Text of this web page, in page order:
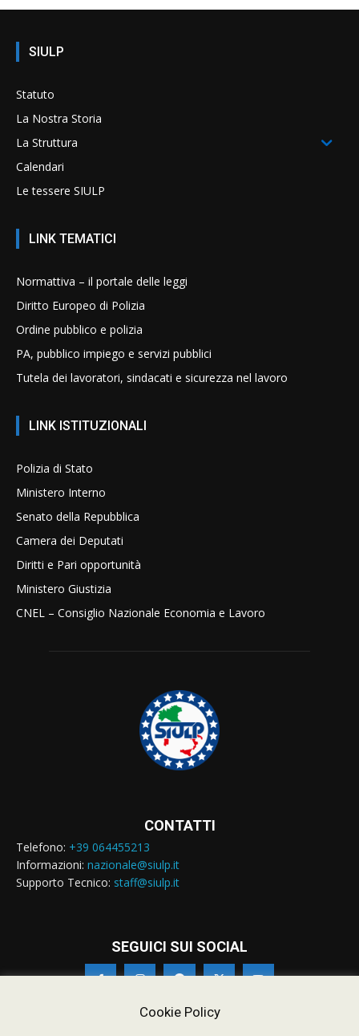
SIULP
Statuto
La Nostra Storia
La Struttura
Calendari
Le tessere SIULP
LINK TEMATICI
Normattiva – il portale delle leggi
Diritto Europeo di Polizia
Ordine pubblico e polizia
PA, pubblico impiego e servizi pubblici
Tutela dei lavoratori, sindacati e sicurezza nel lavoro
LINK ISTITUZIONALI
Polizia di Stato
Ministero Interno
Senato della Repubblica
Camera dei Deputati
Diritti e Pari opportunità
Ministero Giustizia
CNEL – Consiglio Nazionale Economia e Lavoro
CONTATTI
Telefono: +39 064455213
Informazioni: nazionale@siulp.it
Supporto Tecnico: staff@siulp.it
SEGUICI SUI SOCIAL
Cookie Policy